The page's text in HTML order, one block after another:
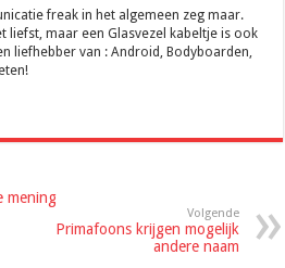
freak in het algemeen zeg maar.
liefst, maar een Glasvezel kabeltje is ook
liefhebber van : Android, Bodyboarden,
mening
Volgende
Primafoons krijgen mogelijk
andere naam